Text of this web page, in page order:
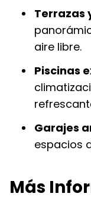
Terrazas
aire libre.
Piscinas
Garajes
espacios
Más